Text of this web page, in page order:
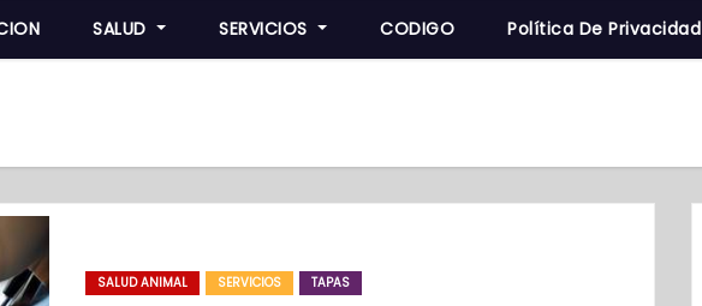
SALUD SERVICIOS CODIGO Política De Privacidad
SALUD ANIMAL SERVICIOS TAPAS